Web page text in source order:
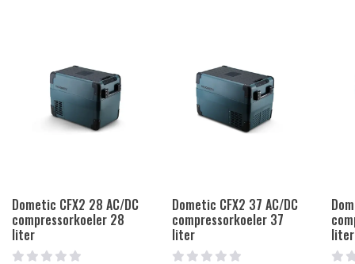
Dometic CFX2 28 AC/DC
compressorkoeler 28
liter
Dometic CFX2 37 AC/DC
compressorkoeler 37
liter liter